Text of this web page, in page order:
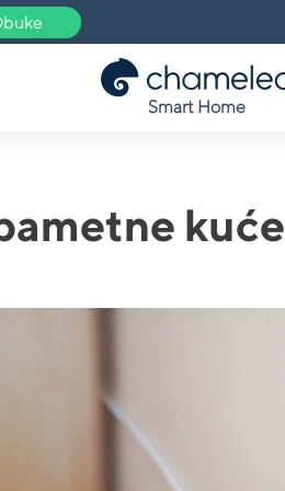
Smart Home
kuće